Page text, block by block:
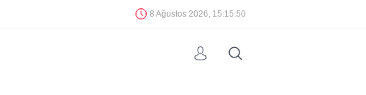
8 Ağustos 2026, 15:15:50